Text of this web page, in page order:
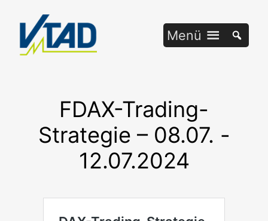
springen
Menü
FDAX-Trading-
Strategie – 08.07. -
12.07.2024